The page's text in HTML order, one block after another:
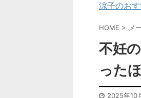
涼子のお
HOME > メ
不妊
った
2025年10